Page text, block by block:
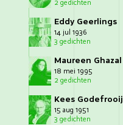
2 gedichten
Eddy Geerlings
14 jul 1936
3 gedichten
Maureen Ghazal
18 mei 1995
2 gedichten
Kees Godefrooij
15 aug 1951
3 gedichten